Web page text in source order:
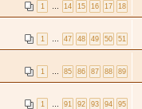
1 14 15 16 17 18
1 47 48 49 50 51
1 85 86 87 88 89
1 91 92 93 94 95